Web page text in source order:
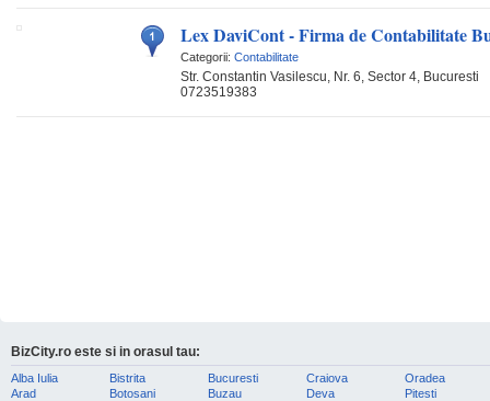
Lex DaviCont - Firma de Contabilitate
Categorii: Contabilitate
Str. Constantin Vasilescu, Nr. 6, Sector 4, Bucuresti
0723519383
BizCity.ro este si in orasul tau:
Alba Iulia
Arad
Bistrita
Botosani
Bucuresti
Buzau
Craiova
Deva
Oradea
Pitesti